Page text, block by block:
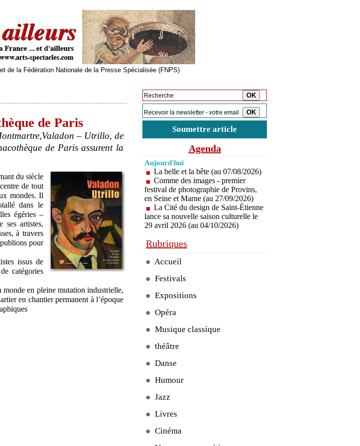
de la Fédération Nationale de la Presse Spécialisée (FNPS)
de Paris
– Utrillo, de
de Paris assurent la
du siècle
de tout
mondes. Il
dans le
égéries –
ses artistes,
à travers
pour
issus de
catégories
monde en pleine mutation industrielle,
en chantier permanent à l’époque
Soumettre article
Agenda
Aujourd'hui
La belle et la bête (au 07/08/2026)
Comme des images - premier
festival de photographie de Provins,
en Seine et Marne (au 27/09/2026)
La Cité du design de Saint-Étienne
lance sa nouvelle saison culturelle le
29 avril 2026 (au 04/10/2026)
Rubriques
Accueil
Festivals
Expositions
Opéra
Musique classique
théâtre
Danse
Humour
Jazz
Livres
Cinéma